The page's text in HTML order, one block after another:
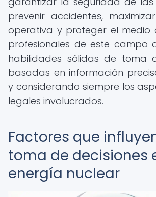
prevenir accidentes,
operativa y proteger el medio
profesionales de este campo
habilidades sólidas de toma
basadas en información
y considerando siempre los
legales involucrados.
Factores que
toma de decisiones
energía nuclear